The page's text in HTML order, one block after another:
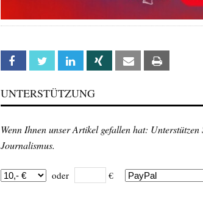
Facebook Twitter Linkedin Xing Email
UNTERSTÜTZUNG
Wenn Ihnen unser Artikel gefallen hat: Unterstützen
Journalismus.
oder €